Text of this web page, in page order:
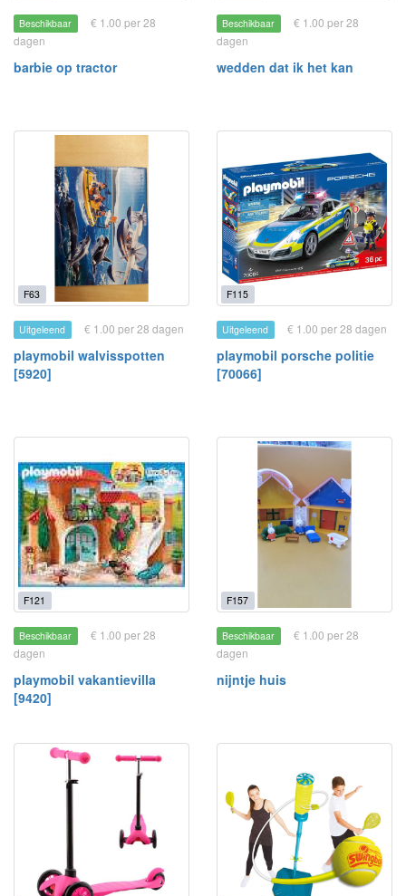
Beschikbaar
€ 1.00 per 28
dagen
barbie op tractor
Beschikbaar
€ 1.00 per 28
dagen
wedden dat ik het kan
F63
Uitgeleend € 1.00 per 28 dagen
playmobil walvisspotten
[5920]
F115
Uitgeleend € 1.00 per 28 dagen
playmobil porsche politie
[70066]
F121
Beschikbaar
€ 1.00 per 28
dagen
playmobil vakantievilla
[9420]
F157
Beschikbaar
€ 1.00 per 28
dagen
nijntje huis